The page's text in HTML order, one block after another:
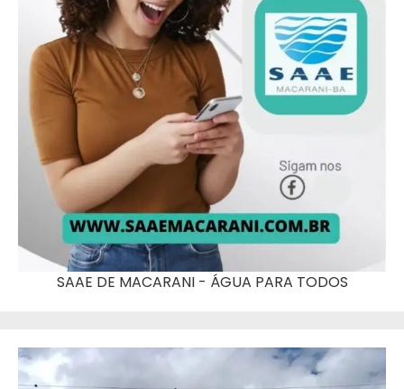
SAAE DE MACARANI - ÁGUA PARA TODOS